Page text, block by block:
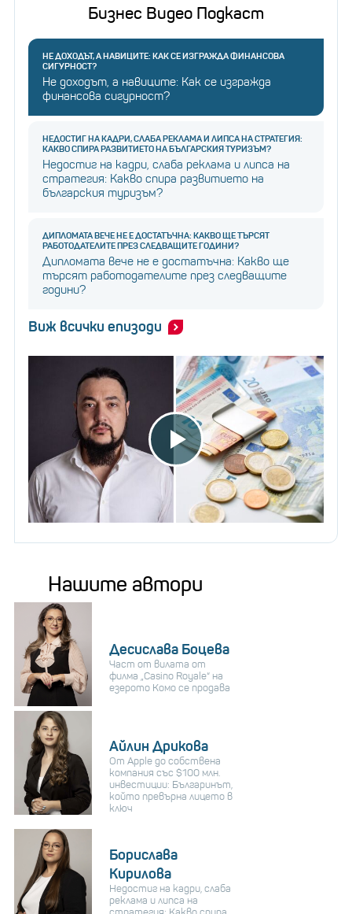
Бизнес Видео Подкаст
НЕ ДОХОДЪТ, А НАВИЦИТЕ: КАК СЕ ИЗГРАЖДА ФИНАНСОВА
СИГУРНОСТ?
Не доходът, а навиците: Как се изгражда
финансова сигурност?
НЕДОСТИГ НА КАДРИ, СЛАБА РЕКЛАМА И ЛИПСА НА СТРАТЕГИЯ:
КАКВО СПИРА РАЗВИТИЕТО НА БЪЛГАРСКИЯ ТУРИЗЪМ?
Недостиг на кадри, слаба реклама и липса на
стратегия: Какво спира развитието на
българския туризъм?
ДИПЛОМАТА ВЕЧЕ НЕ Е ДОСТАТЪЧНА: КАКВО ЩЕ ТЪРСЯТ
РАБОТОДАТЕЛИТЕ ПРЕЗ СЛЕДВАЩИТЕ ГОДИНИ?
Дипломата вече не е достатъчна: Какво ще
търсят работодателите през следващите
години?
Виж всички епизоди
Нашите автори
Десислава Боцева
Част от вилата от
филма „Casino Royale“ на
езерото Комо се продава
Айлин Дрикова
От Apple до собствена
компания със $100 млн.
инвестиции: Българинът,
който превърна лицето в
ключ
Борислава
Кирилова
Недостиг на кадри, слаба
реклама и липса на